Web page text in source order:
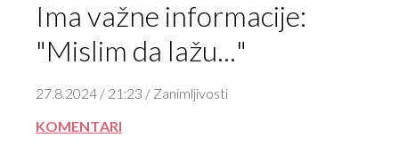
Ima važne informacije:
"Mislim da lažu..."
27.8.2024 / 21:23 / Zanimljivosti
KOMENTARI